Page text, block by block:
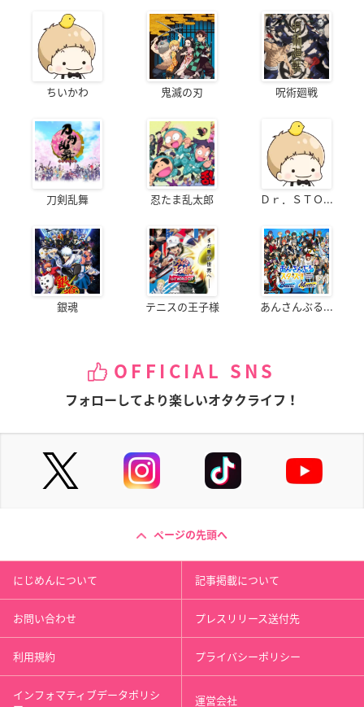
ちいかわ 鬼滅の刃 呪術廻戦
刀剣乱舞 忍たま乱太郎 Ｄｒ．ＳＴＯ...
銀魂 テニスの王子様 あんさんぶる...
OFFICIAL SNS
フォローしてより楽しいオタクライフ！
ページの先頭へ
にじめんについて 記事掲載について
お問い合わせ プレスリリース送付先
利用規約 プライバシーポリシー
インフォマティブデータポリシ 運営会社